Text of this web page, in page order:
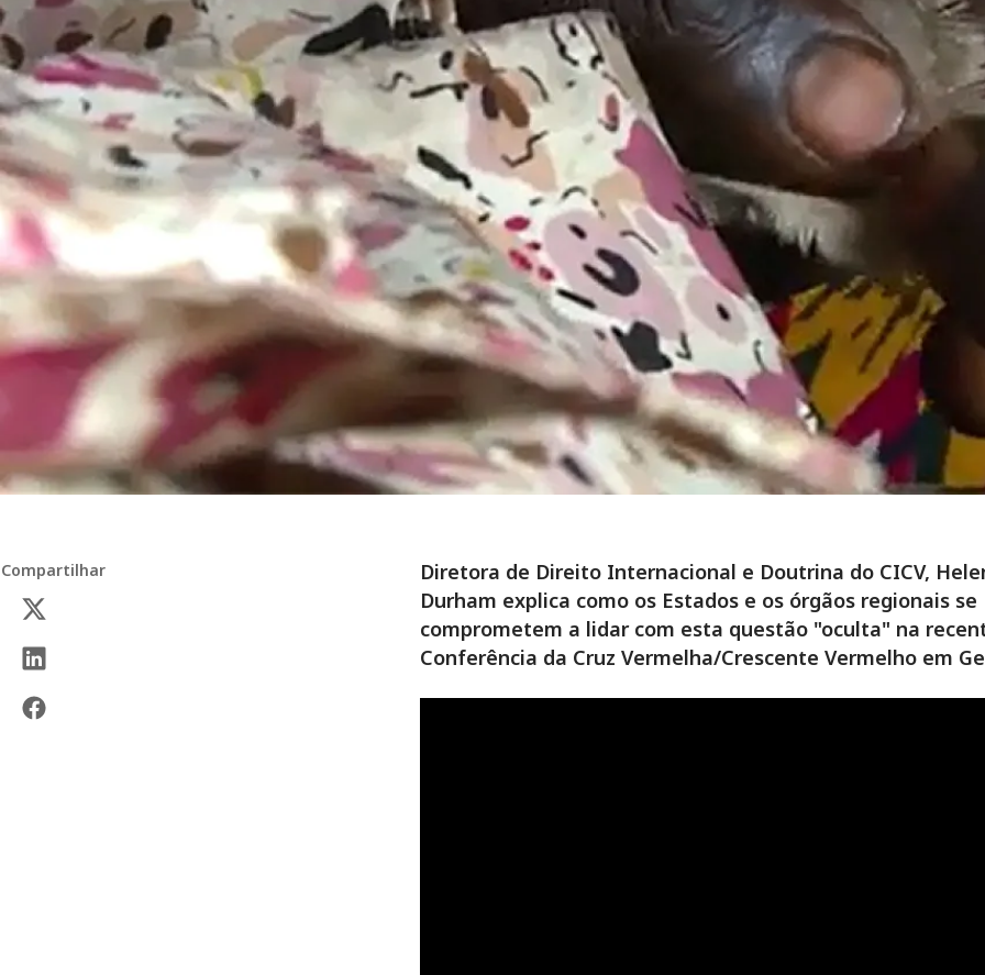
Compartilhar
Diretora de Direito Internacional e Doutrina do CICV,
Durham explica como os Estados e os órgãos regionais se
comprometem a lidar com esta questão "oculta" na
Conferência da Cruz Vermelha/Crescente Vermelho em